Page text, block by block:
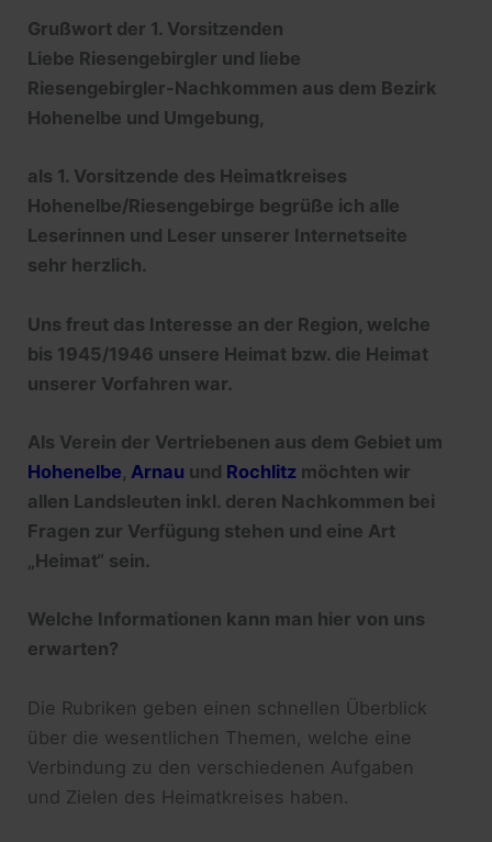
Grußwort der 1. Vorsitzenden
Liebe Riesengebirgler und liebe
Riesengebirgler-Nachkommen aus dem Bezirk
Hohenelbe und Umgebung,
als 1. Vorsitzende des Heimatkreises
Hohenelbe/Riesengebirge begrüße ich alle
Leserinnen und Leser unserer Internetseite
sehr herzlich.
Uns freut das Interesse an der Region, welche
bis 1945/1946 unsere Heimat bzw. die Heimat
unserer Vorfahren war.
Als Verein der Vertriebenen aus dem Gebiet um
Hohenelbe,Arnau und Rochlitz möchten wir
allen Landsleuten inkl. deren Nachkommen bei
Fragen zur Verfügung stehen und eine Art
„Heimat“ sein.
Welche Informationen kann man hier von uns
erwarten?
Die Rubriken geben einen schnellen Überblick
über die wesentlichen Themen, welche eine
Verbindung zu den verschiedenen Aufgaben
und Zielen des Heimatkreises haben.